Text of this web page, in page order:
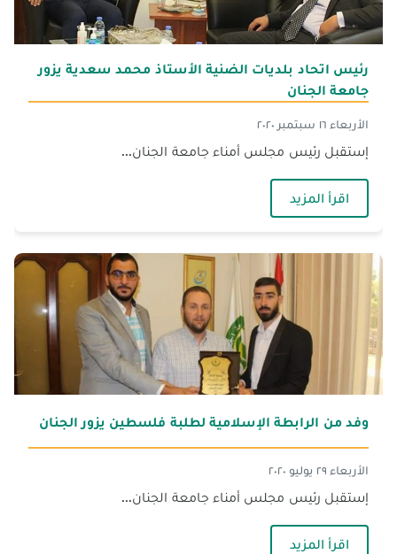
رئيس اتحاد بلديات الضنية الأستاذ محمد سعدية يزور
جامعة الجنان
الأربعاء ١٦ سبتمبر ٢٠٢٠
إستقبل رئيس مجلس أمناء جامعة الجنان...
اقرأ المزيد
وفد من الرابطة الإسلامية لطلبة فلسطين يزور الجنان
الأربعاء ٢٩ يوليو ٢٠٢٠
إستقبل رئيس مجلس أمناء جامعة الجنان...
اقرأ المزيد